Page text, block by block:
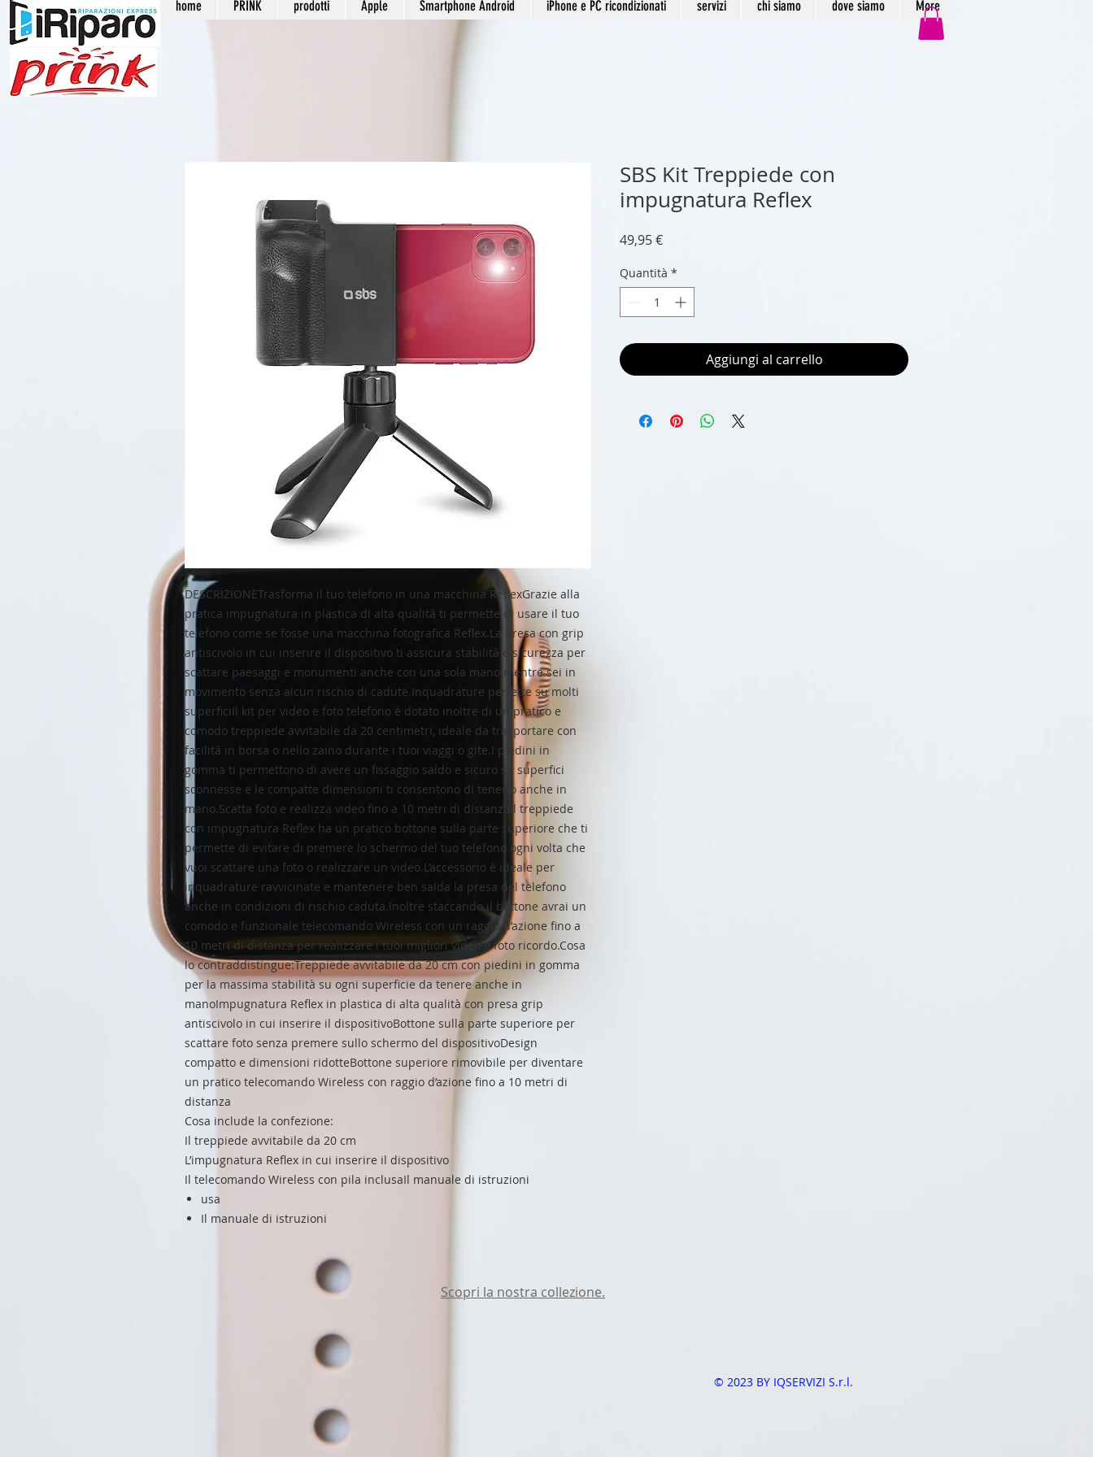
home PRINK prodotti Apple Smartphone Android iPhone e PC ricondizionati servizi chi siamo dove siamo More
DESCRIZIONETrasforma il tuo telefono in una macchina ReflexGrazie alla
pratica impugnatura in plastica di alta qualità ti permette di usare il tuo
telefono come se fosse una macchina fotografica Reflex.La presa con grip
antiscivolo in cui inserire il dispositivo ti assicura stabilità e sicurezza per
scattare paesaggi e monumenti anche con una sola mano mentre sei in
movimento senza alcun rischio di cadute.Inquadrature perfette su molti
superficiIl kit per video e foto telefono è dotato inoltre di un pratico e
comodo treppiede avvitabile da 20 centimetri, ideale da trasportare con
facilità in borsa o nello zaino durante i tuoi viaggi o gite.I piedini in
gomma ti permettono di avere un fissaggio saldo e sicuro su superfici
sconnesse e le compatte dimensioni ti consentono di tenerlo anche in
mano.Scatta foto e realizza video fino a 10 metri di distanzaIl treppiede
con impugnatura Reflex ha un pratico bottone sulla parte superiore che ti
permette di evitare di premere lo schermo del tuo telefono ogni volta che
vuoi scattare una foto o realizzare un video.L’accessorio è ideale per
inquadrature ravvicinate e mantenere ben salda la presa del telefono
anche in condizioni di rischio caduta.Inoltre staccando il bottone avrai un
comodo e funzionale telecomando Wireless con un raggio d’azione fino a
10 metri di distanza per realizzare i tuoi migliori video e foto ricordo.Cosa
lo contraddistingue:Treppiede avvitabile da 20 cm con piedini in gomma
per la massima stabilità su ogni superficie da tenere anche in
manoImpugnatura Reflex in plastica di alta qualità con presa grip
antiscivolo in cui inserire il dispositivoBottone sulla parte superiore per
scattare foto senza premere sullo schermo del dispositivoDesign
compatto e dimensioni ridotteBottone superiore rimovibile per diventare
un pratico telecomando Wireless con raggio d’azione fino a 10 metri di
distanza
Cosa include la confezione:
Il treppiede avvitabile da 20 cm
L’impugnatura Reflex in cui inserire il dispositivo
Il telecomando Wireless con pila inclusaIl manuale di istruzioni
usa
Il manuale di istruzioni
SBS Kit Treppiede con
impugnatura Reflex
49,95 €Prezzo
Quantità *
Aggiungi al carrello
Scopri la nostra collezione.
© 2023 BY IQSERVIZI S.r.l.